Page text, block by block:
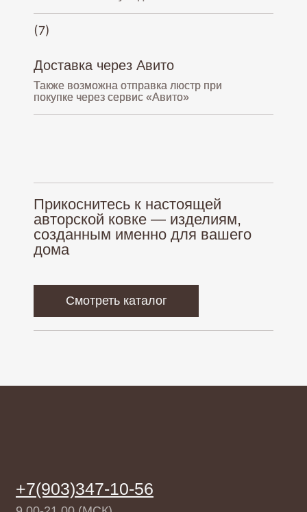
Также возможна отправка люстр при
покупке через сервис «Авито»
Доставка через Авито
(7)
Смотреть каталог
Прикоснитесь к настоящей
авторской ковке — изделиям,
созданным именно для вашего
дома
nadezhda.borozdina
Создание сайта
Монтаж
Гарантия
Оплата и доставка
Люстры из дерева